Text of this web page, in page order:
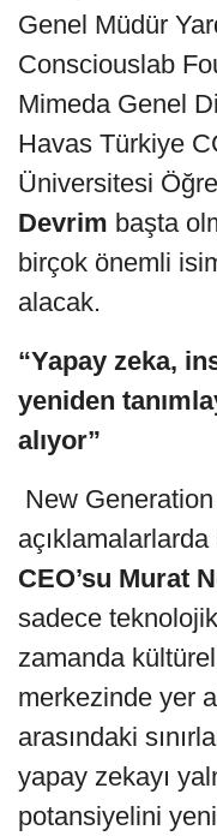
Genel Müdür
Consciouslab
Mimeda Genel
Havas Türkiye
Üniversitesi
Devrim başta
birçok önemli
alacak.
“Yapay zeka,
yeniden
alıyor”
New
CEO’su Murat
sadece
zamanda
merkezinde yer
arasındaki
yapay zekayı
potansiyelini